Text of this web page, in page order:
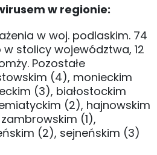
w regionie:
w woj. podlaskim. 74
stolicy województwa, 12
Pozostałe
(4), monieckim
(3), białostockim
(2), hajnowskim
(1),
(2), sejneńskim (3)